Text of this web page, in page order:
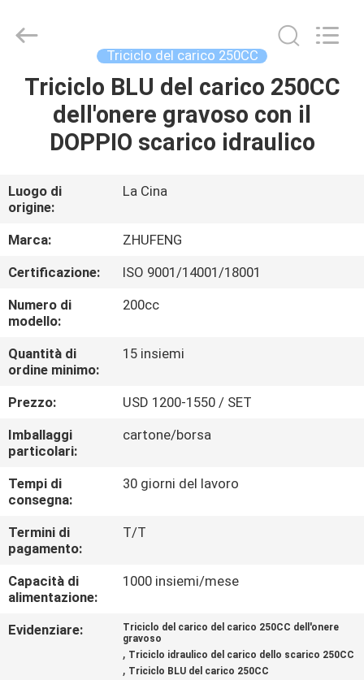
CASA
PRODOTTI
CIRCA
NOI
GIRO
DELLA
FABBRICA
CONTROLLO
DI
QUALITÀ
CONTATTICI
NOTIZIE
RICHIEDA
CITAZIONE
Motorcycle
Triciclo del carico 250CC
Triciclo BLU del carico 250CC
dell'onere gravoso con il
DOPPIO scarico idraulico
Luogo di
origine:
La Cina
Marca:
ZHUFENG
Certificazione:
ISO 9001/14001/18001
Numero di
modello:
200cc
Quantità di
ordine minimo:
15 insiemi
Prezzo:
USD 1200-1550 / SET
Imballaggi
particolari:
cartone/borsa
Tempi di
consegna:
30 giorni del lavoro
Termini di
pagamento:
T/T
Capacità di
alimentazione:
1000 insiemi/mese
Evidenziare:
Triciclo del carico del carico 250CC dell'onere
gravoso
, Triciclo idraulico del carico dello scarico 250CC
, Triciclo BLU del carico 250CC